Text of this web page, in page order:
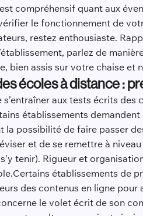
compréhensif quant aux
le fonctionnement de
restez enthousiaste.
parlez de
bien assis sur votre chaise et
écoles à distance :
aux tests écrits
établissements
la possibilité de faire passer
et de se remettre à
tenir). Rigueur et
établissements de
des contenus en ligne
le volet écrit de son